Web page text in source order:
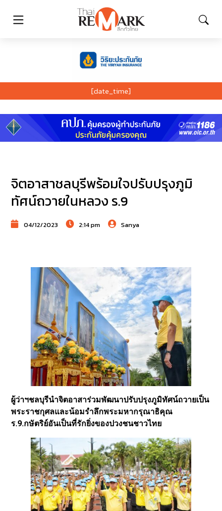
[date_time]
จิตอาสาชลบุรีพร้อมใจปรับปรุงภูมิ
ทัศน์ถวายในหลวง ร.9
04/12/2023 2:14 pm Sanya
ผู้ว่าฯชลบุรีนำจิตอาสาร่วมพัฒนาปรับปรุงภูมิทัศน์ถวายเป็น
พระราชกุศลและน้อมรำลึกพระมหากรุณาธิคุณ
ร.9.กษัตริย์อันเป็นที่รักยิ่งของปวงชนชาวไทย